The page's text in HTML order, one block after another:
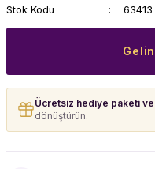
Stok Kodu
63413
Ücretsiz hediye paketi
dönüştürün.